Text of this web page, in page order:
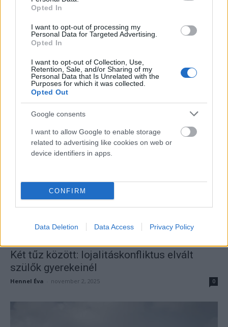
Opted In
I want to opt-out of processing my
Personal Data for Targeted Advertising.
Opted In
I want to opt-out of Collection, Use,
Retention, Sale, and/or Sharing of my
Personal Data that Is Unrelated with the
Purposes for which it was collected.
Opted Out
Google consents
I want to allow Google to enable storage
related to advertising like cookies on web or
device identifiers in apps.
CONFIRM
Data Deletion Data Access Privacy Policy
A PCOS betegség és a nőiesség megélése
Németh Vanda - január 18, 2026
Két tűz között: lojalitáskonfliktus elvált
szülők gyerekeinél
Hennel Éva november 2, 2025 0